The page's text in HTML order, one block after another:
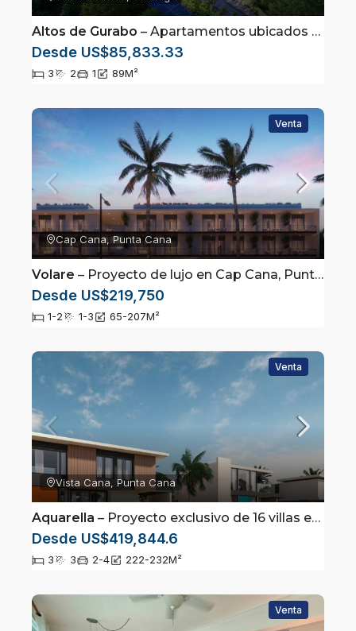
Altos de Gurabo – Apartamentos ubicados en Gurabo Arriba, Santiago
Desde US$85,833.33
3 2 1 89M²
Venta
Cap Cana, Punta Cana
Volare – Proyecto de lujo en Cap Cana, Punta Cana
Desde US$219,750
1-2 1-3 65-207M²
Venta
Vista Cana, Punta Cana
Aquarella – Proyecto exclusivo de 16 villas en Vista Cana, Punta Cana
Desde US$419,844.6
3 3 2-4 222-232M²
Venta